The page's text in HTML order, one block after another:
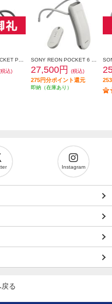
込) 27,500円 (税込)
275円分ポイント還元
即納（在庫あり）
Instagram
る